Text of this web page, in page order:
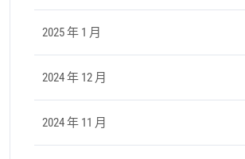
2025 年 1 月
2024 年 12 月
2024 年 11 月